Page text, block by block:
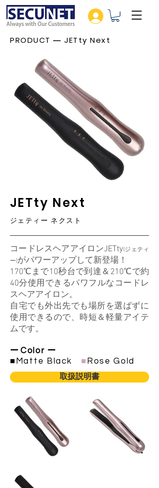
PRODUCT ― JETty Next
JETty Next
ジェティー ネクスト
​コードレスヘアアイロンJETty(ジェティ
ー)がパワーアップして新登場！
170℃まで10秒台で到達＆210℃で約
40分使用できるパワフルなコードレ
スヘアアイロン。
自宅でも外出先でも場所を選ばずに
使用できるので、時短＆軽量アイテ
ムです。
ー Color ー
​■Matte Black ​ ■ Rose Gold
取扱説明書